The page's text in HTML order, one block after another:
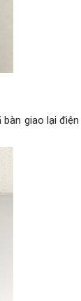
giao lại điện